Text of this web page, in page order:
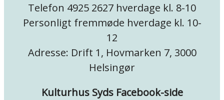
Telefon 4925 2627 hverdage kl. 8-10
Personligt fremmøde hverdage kl. 10-
12
Adresse: Drift 1, Hovmarken 7, 3000
Helsingør
Kulturhus Syds Facebook-side